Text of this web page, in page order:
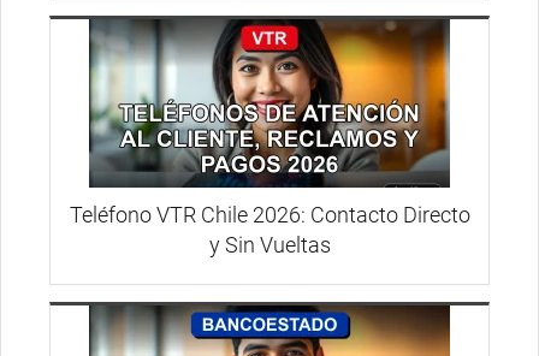
Teléfono VTR Chile 2026: Contacto Directo
y Sin Vueltas